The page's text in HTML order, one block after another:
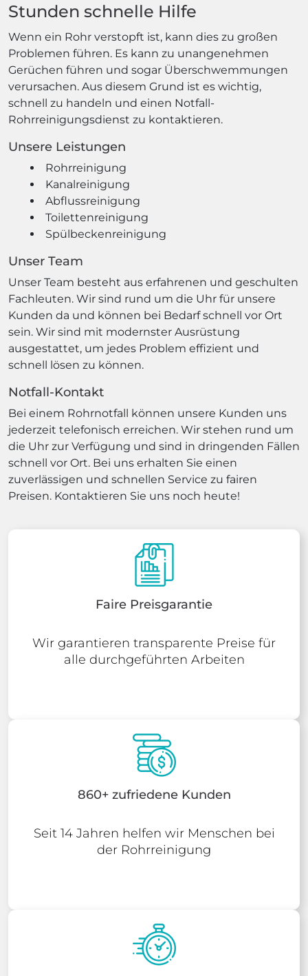
Stunden schnelle Hilfe
Wenn ein Rohr verstopft ist, kann dies zu großen
Problemen führen. Es kann zu unangenehmen
Gerüchen führen und sogar Überschwemmungen
verursachen. Aus diesem Grund ist es wichtig,
schnell zu handeln und einen Notfall-
Rohrreinigungsdienst zu kontaktieren.
Unsere Leistungen
Rohrreinigung
Kanalreinigung
Abflussreinigung
Toilettenreinigung
Spülbeckenreinigung
Unser Team
Unser Team besteht aus erfahrenen und geschulten
Fachleuten. Wir sind rund um die Uhr für unsere
Kunden da und können bei Bedarf schnell vor Ort
sein. Wir sind mit modernster Ausrüstung
ausgestattet, um jedes Problem effizient und
schnell lösen zu können.
Notfall-Kontakt
Bei einem Rohrnotfall können unsere Kunden uns
jederzeit telefonisch erreichen. Wir stehen rund um
die Uhr zur Verfügung und sind in dringenden Fällen
schnell vor Ort. Bei uns erhalten Sie einen
zuverlässigen und schnellen Service zu fairen
Preisen. Kontaktieren Sie uns noch heute!
Faire Preisgarantie
Wir garantieren transparente Preise für
alle durchgeführten Arbeiten
860+ zufriedene Kunden
Seit 14 Jahren helfen wir Menschen bei
der Rohrreinigung